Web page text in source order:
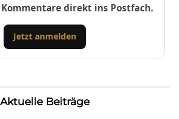
direkt ins Postfach.
Jetzt anmelden
Aktuelle Beiträge